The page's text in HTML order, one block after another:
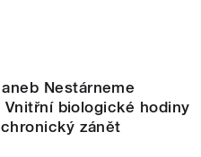
Nestárneme
biologické hodiny
zánět